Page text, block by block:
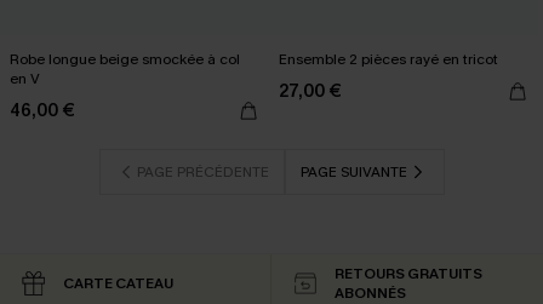
Robe longue beige smockée à col
en V
46,00 €
Ensemble 2 pièces rayé en tricot
27,00 €
PAGE PRÉCÉDENTE PAGE SUIVANTE
CARTE CATEAU
RETOURS GRATUITS
ABONNÉS